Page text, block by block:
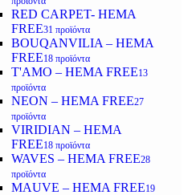
RED CARPET- HEMA
FREE31 προϊόντα
BOUQANVILIA – HEMA
FREE18 προϊόντα
T'AMO – HEMA FREE13
προϊόντα
NEON – HEMA FREE27
προϊόντα
VIRIDIAN – HEMA
FREE18 προϊόντα
WAVES – HEMA FREE28
προϊόντα
MAUVE – HEMA FREE19